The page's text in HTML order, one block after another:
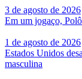
3 de agosto de 2026
Em um jogaço,
1 de agosto de 2026
Estados Unidos
masculina